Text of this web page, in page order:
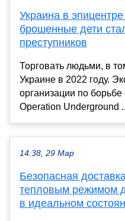
Украина в
брошенные дети
преступников
Торговать людьми, в
Украине в 2022 году.
организации по
Operation Underground
14:38, 29 Мар
Безопасная
тепловым режимом
в идеальном